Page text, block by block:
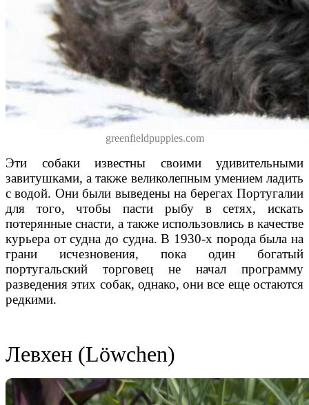
greenfieldpuppies.com
Эти собаки известны своими удивительными
завитушками, а также великолепным умением ладить
с водой. Они были выведены на берегах Португалии
для того, чтобы пасти рыбу в сетях, искать
потерянные снасти, а также использовлись в качестве
курьера от судна до судна. В 1930-х порода была на
грани исчезновения, пока один богатый
португальский торговец не начал программу
разведения этих собак, однако, они все еще остаются
редкими.
Левхен (Löwchen)